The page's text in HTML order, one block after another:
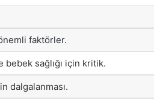
faktörler.
sağlığı için kritik.
dalgalanması.